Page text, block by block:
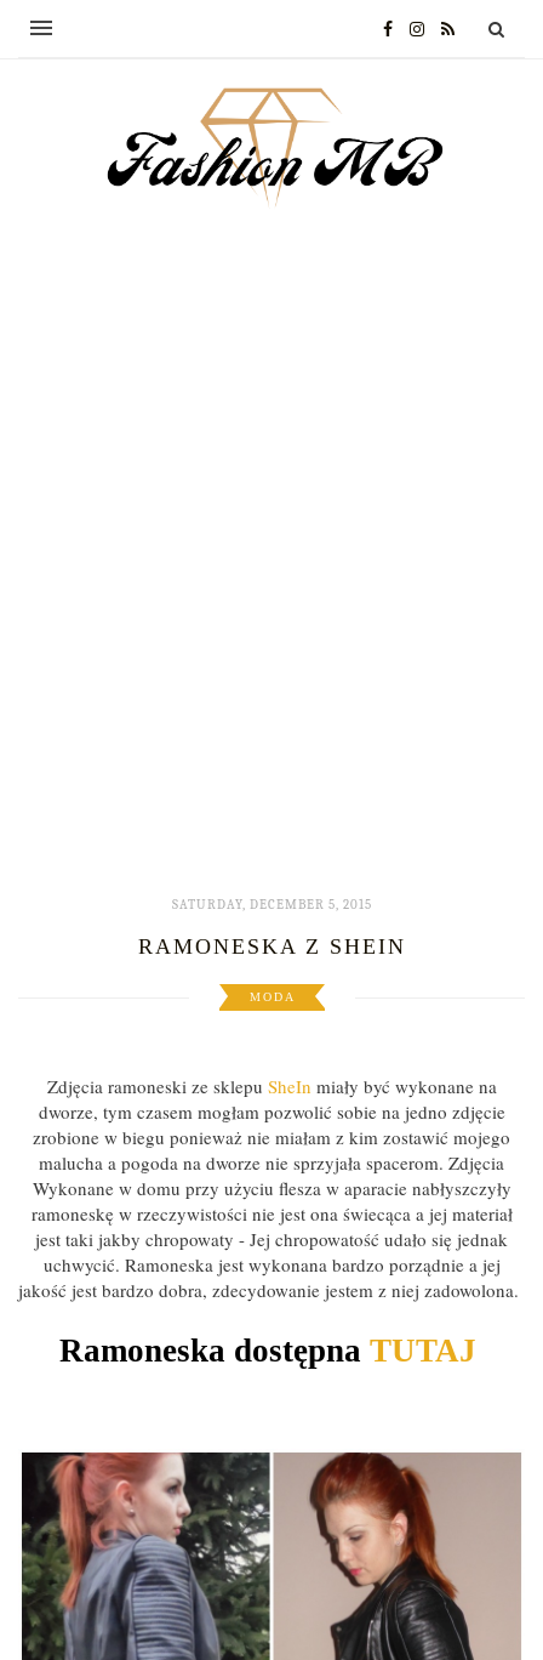
SATURDAY, DECEMBER 5, 2015
RAMONESKA Z SHEIN
MODA
Zdjęcia ramoneski ze sklepu SheIn miały być wykonane na
dworze, tym czasem mogłam pozwolić sobie na jedno zdjęcie
zrobione w biegu ponieważ nie miałam z kim zostawić mojego
malucha a pogoda na dworze nie sprzyjała spacerom. Zdjęcia
Wykonane w domu przy użyciu flesza w aparacie nabłyszczyły
ramoneskę w rzeczywistości nie jest ona świecąca a jej materiał
jest taki jakby chropowaty - Jej chropowatość udało się jednak
uchwycić. Ramoneska jest wykonana bardzo porządnie a jej
jakość jest bardzo dobra, zdecydowanie jestem z niej zadowolona.
Ramoneska dostępna TUTAJ